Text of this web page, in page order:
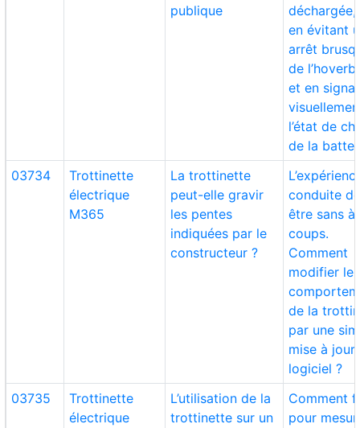
publique
en évitant
arrêt
de
et en
l’état de
de la
03734
Trottinette
électrique
M365
La trottinette
peut-elle gravir
les pentes
indiquées par le
constructeur ?
conduite
être sans
coups.
Comment
modifier le
de la
par une
mise à jour
logiciel ?
03735
Trottinette
électrique
L’utilisation de la
trottinette sur un
Comment
pour